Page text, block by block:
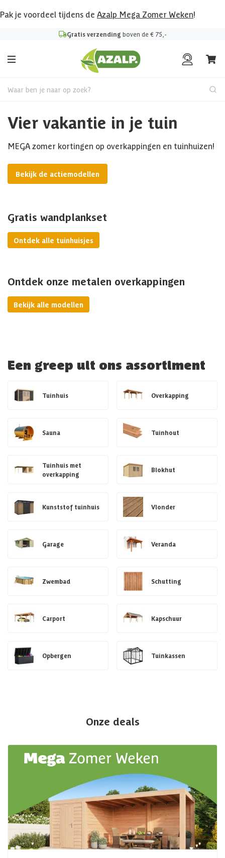
Pak je voordeel tijdens de Azalp Mega Zomer Weken!
Gratis verzending boven de € 75,-
Waar ben je naar op zoek?
Vier vakantie in je tuin
MEGA zomer kortingen op overkappingen en tuinhuizen!
Bekijk de actiemodellen
Gratis wandplankset
Ontdek alle tuinhuisjes
Ontdek onze metalen overkappingen
Bekijk alle modellen
Een greep uit ons assortiment
Tuinhuis Overkapping
Sauna Tuinhout
Tuinhuis met
overkapping
Blokhut
Kunststof tuinhuis Vlonder
Garage Veranda
Zwembad Schutting
Carport Kapschuur
Opbergen Tuinkassen
Onze deals